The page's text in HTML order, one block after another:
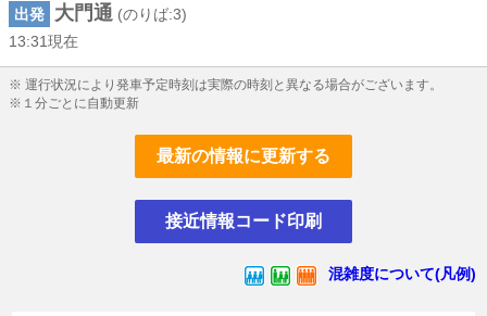
出発 大門通 (のりば:3)
13:31現在
※ 運行状況により発車予定時刻は実際の時刻と異なる場合がございます。
※１分ごとに自動更新
最新の情報に更新する
接近情報コード印刷
混雑度について(凡例)